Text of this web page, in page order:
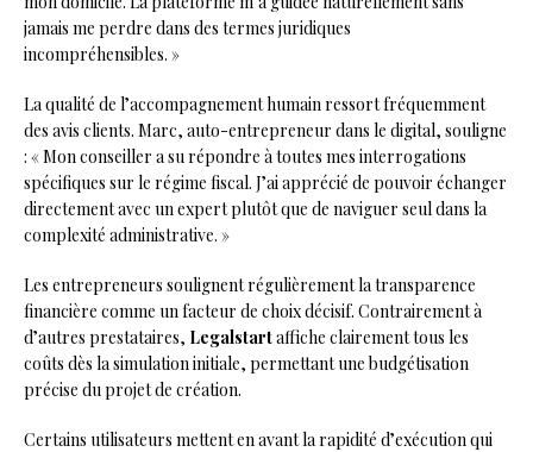
jamais me perdre dans des termes juridiques
incompréhensibles. »
La qualité de l’accompagnement humain ressort fréquemment
des avis clients. Marc, auto-entrepreneur dans le digital, souligne
: « Mon conseiller a su répondre à toutes mes interrogations
spécifiques sur le régime fiscal. J’ai apprécié de pouvoir échanger
directement avec un expert plutôt que de naviguer seul dans la
complexité administrative. »
Les entrepreneurs soulignent régulièrement la transparence
financière comme un facteur de choix décisif. Contrairement à
d’autres prestataires, Legalstartaffiche clairement tous les
coûts dès la simulation initiale, permettant une budgétisation
précise du projet de création.
Certains utilisateurs mettent en avant la rapidité d’exécution qui